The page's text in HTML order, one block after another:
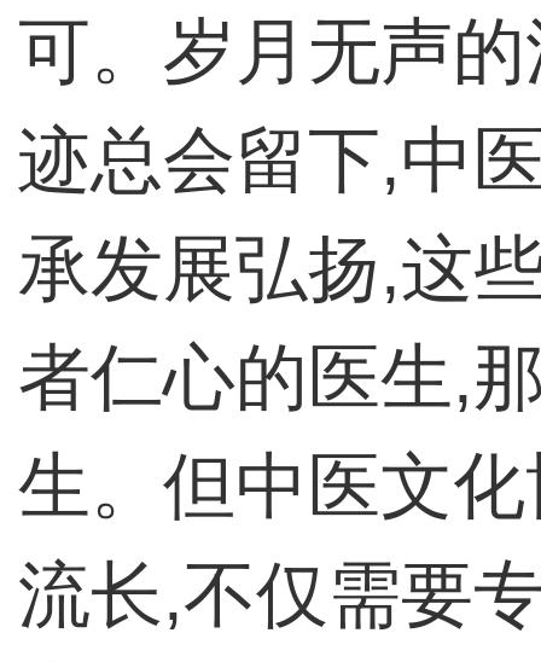
可。岁月无声
迹总会留下,中
承发展弘扬,这
者仁心的医生,
生。但中医文
流长,不仅需要